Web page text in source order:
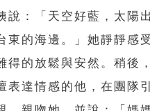
說：「天空好藍，太陽
東的海邊。」她靜靜感
得的放鬆與安然。稍後
表達情感的他，在團隊